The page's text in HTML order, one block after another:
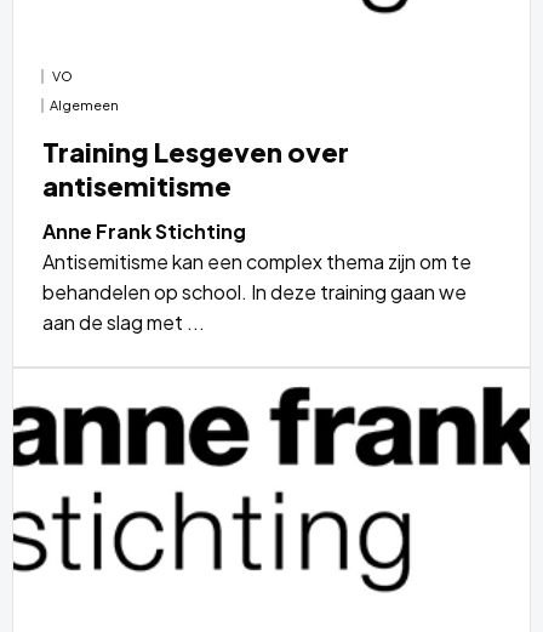
VO
Algemeen
Training Lesgeven over
antisemitisme
Anne Frank Stichting
Antisemitisme kan een complex thema zijn om te
behandelen op school. In deze training gaan we
aan de slag met ...
meer
over